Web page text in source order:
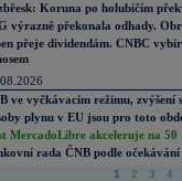
Koruna po holubičím
výrazně překonala odhady.
přeje dividendám. CNBC
ve vyčkávacím režimu, zvýšení
plynu v EU jsou pro toto
MercadoLibre akceleruje na
rada ČNB podle
1 2 3 4